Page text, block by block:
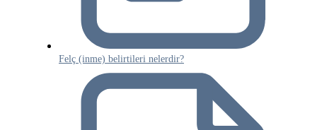
Felç (inme) belirtileri nelerdir?